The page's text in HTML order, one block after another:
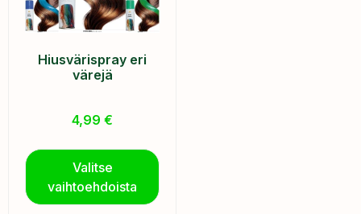
Hiusvärispray eri
värejä
4,99 €
Valitse
vaihtoehdoista